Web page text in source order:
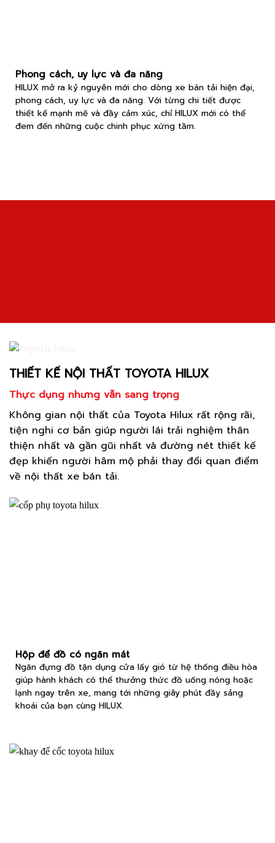
Phong cách, uy lực và đa năng
HILUX mở ra kỷ nguyên mới cho dòng xe bán tải hiện đại,
phong cách, uy lực và đa năng. Với từng chi tiết được
thiết kế mạnh mẽ và đầy cảm xúc, chỉ HILUX mới có thể
đem đến những cuộc chinh phục xứng tầm.
THIẾT KẾ NỘI THẤT TOYOTA HILUX
Thực dụng nhưng vẫn sang trọng
Không gian nội thất của Toyota Hilux rất rộng rãi,
tiện nghi cơ bản giúp người lái trải nghiệm thân
thiện nhất và gần gũi nhất và đường nét thiết kế
đẹp khiến người hâm mộ phải thay đổi quan điểm
về nội thất xe bán tải.
Hộp để đồ có ngăn mát
Ngăn đựng đồ tận dụng cửa lấy gió từ hệ thống điều hòa
giúp hành khách có thể thưởng thức đồ uống nóng hoặc
lạnh ngay trên xe, mang tới những giây phút đầy sảng
khoái của bạn cùng HILUX.